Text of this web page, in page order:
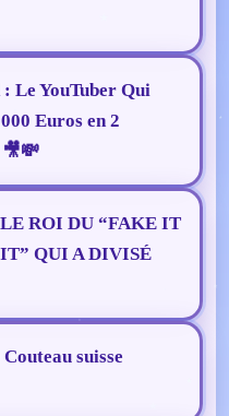
: Le YouTuber Qui
Euros en 2
ROI DU “FAKE IT
QUI A DIVISÉ
suisse